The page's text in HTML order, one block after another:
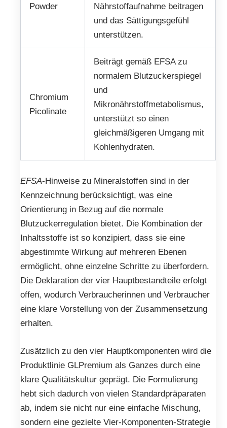
Powder
Nährstoffaufnahme beitragen
und das Sättigungsgefühl
unterstützen.
Chromium
Picolinate
Beiträgt gemäß EFSA zu
normalem Blutzuckerspiegel
und
Mikronährstoffmetabolismus,
unterstützt so einen
gleichmäßigeren Umgang mit
Kohlenhydraten.
EFSA-Hinweise zu Mineralstoffen sind in der
Kennzeichnung berücksichtigt, was eine
Orientierung in Bezug auf die normale
Blutzuckerregulation bietet. Die Kombination der
Inhaltsstoffe ist so konzipiert, dass sie eine
abgestimmte Wirkung auf mehreren Ebenen
ermöglicht, ohne einzelne Schritte zu überfordern.
Die Deklaration der vier Hauptbestandteile erfolgt
offen, wodurch Verbraucherinnen und Verbraucher
eine klare Vorstellung von der Zusammensetzung
erhalten.
Zusätzlich zu den vier Hauptkomponenten wird die
Produktlinie GLPremium als Ganzes durch eine
klare Qualitätskultur geprägt. Die Formulierung
hebt sich dadurch von vielen Standardpräparaten
ab, indem sie nicht nur eine einfache Mischung,
sondern eine gezielte Vier-Komponenten-Strategie